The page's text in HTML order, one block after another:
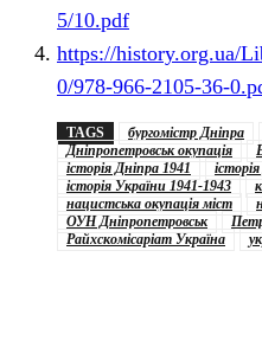
5/10.pdf
https://history.org.ua/
0/978-966-2105-36-
TAGS бургомістр Дніпра
Дніпропетровськ окупація
історія Дніпра 1941
історія України 1941-1943
нацистська окупація міст
ОУН Дніпропетровськ
Райхскомісаріат Україна